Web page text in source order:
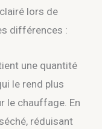
lors de
différences :
une quantité
le rend plus
le chauffage. En
réduisant